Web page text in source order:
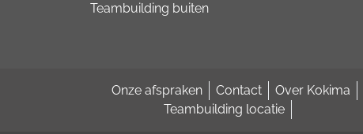
Teambuilding buiten
Onze afspraken Contact
Over Kokima
Teambuilding locatie